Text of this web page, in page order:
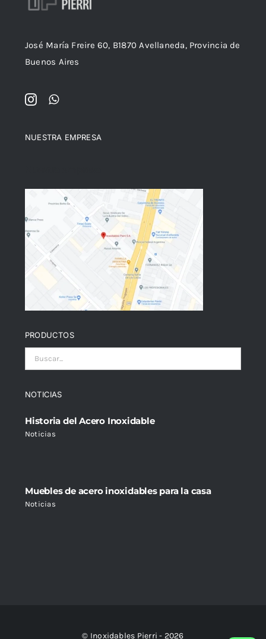
José María Freire 60, B1870 Avellaneda, Provincia de
Buenos Aires
NUESTRA EMPRESA
NOTICIAS
Historia del Acero Inoxidable
Noticias
Muebles de acero inoxidables para la casa
Noticias
PRODUCTOS
© Inoxidables Pierri - 2026